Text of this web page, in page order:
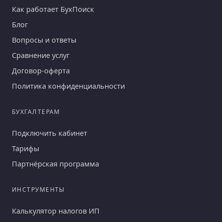
Как работает БухПоиск
Блог
Вопросы и ответы
Сравнение услуг
Договор-оферта
Политика конфиденциальности
БУХГАЛТЕРАМ
Подключить кабинет
Тарифы
Партнёрская программа
ИНСТРУМЕНТЫ
Калькулятор налогов ИП